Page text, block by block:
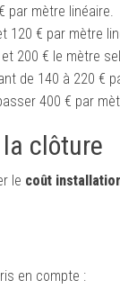
par mètre linéaire.
120 € par mètre
200 € le mètre
de 140 à 220 €
400 € par
clôture
le coût
en compte :